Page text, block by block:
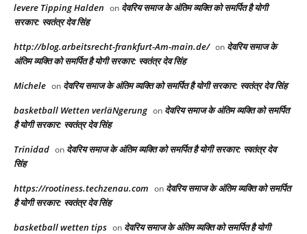
levere Tipping Halden on देवरिय समाज के अंतिम व्यक्ति को समर्पित है योगी
सरकार: स्वतंत्र देव सिंह
http://blog.arbeitsrecht-frankfurt-Am-main.de/ on देवरिय समाज के
अंतिम व्यक्ति को समर्पित है योगी सरकार: स्वतंत्र देव सिंह
Michele on देवरिय समाज के अंतिम व्यक्ति को समर्पित है योगी सरकार: स्वतंत्र देव सिंह
basketball Wetten verläNgerung on देवरिय समाज के अंतिम व्यक्ति को समर्पित
है योगी सरकार: स्वतंत्र देव सिंह
Trinidad on देवरिय समाज के अंतिम व्यक्ति को समर्पित है योगी सरकार: स्वतंत्र देव
सिंह
https://rootiness.techzenau.com on देवरिय समाज के अंतिम व्यक्ति को समर्पित
है योगी सरकार: स्वतंत्र देव सिंह
basketball wetten tips on देवरिय समाज के अंतिम व्यक्ति को समर्पित है योगी